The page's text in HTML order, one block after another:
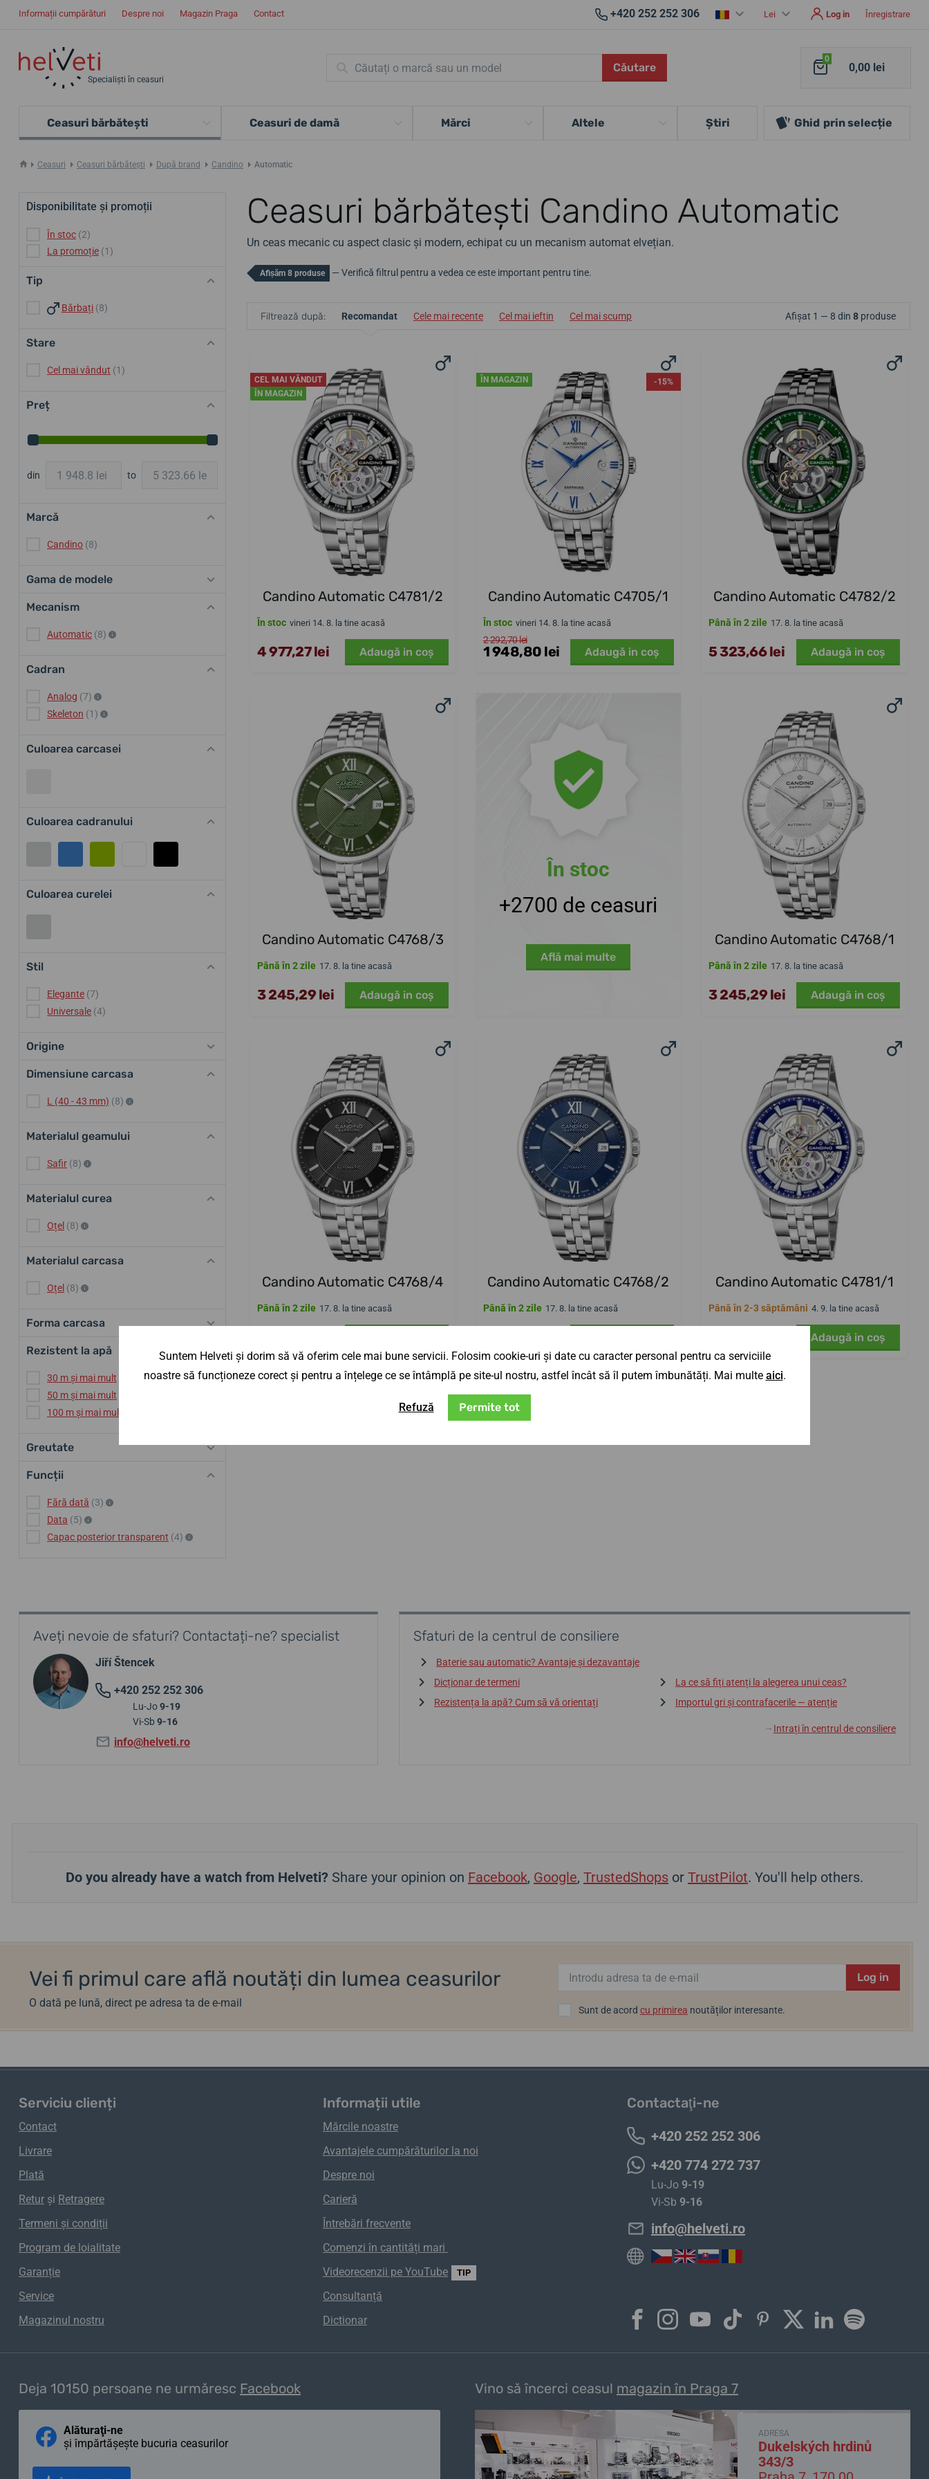
Informații cumpărături Despre noi Magazin Praga Contact +420 252 252 306 Lei Log in Înregistrare
Specialiști în ceasuri
Căutare
0
0,00 lei
Ceasuri bărbătești Ceasuri de damă Mărci Altele Ştiri Ghid prin selecție
Ceasuri Ceasuri bărbătești După brand Candino Automatic
Ceasuri bărbătești Candino Automatic
Un ceas mecanic cu aspect clasic și modern, echipat cu un mecanism automat elvețian.
Disponibilitate și promoții
În stoc (2)
La promoție (1)
Tip
Bărbați (8)
Stare
Cel mai vândut (1)
Preț
din to
Marcă
Candino (8)
Gama de modele
Mecanism
Automatic (8)
Cadran
Analog (7)
Skeleton (1)
Culoarea carcasei
Culoarea cadranului
Culoarea curelei
Stil
Elegante (7)
Universale (4)
Origine
Dimensiune carcasa
L (40 - 43 mm) (8)
Materialul geamului
Safir (8)
Materialul curea
Oțel (8)
Materialul carcasa
Oțel (8)
Forma carcasa
Rezistent la apă
30 m și mai mult
50 m și mai mult
100 m și mai mult
Greutate
Funcții
Fără dată (3)
Data (5)
Capac posterior transparent (4)
Afișăm 8 produse — Verifică filtrul pentru a vedea ce este important pentru tine.
Filtrează după: Recomandat Cele mai recente Cel mai ieftin Cel mai scump Afișat 1 — 8 din 8 produse
CEL MAI VÂNDUT
ÎN MAGAZIN
Candino Automatic C4781/2
În stoc vineri 14. 8. la tine acasă
4 977,27 lei Adaugă in coş
ÎN MAGAZIN -15%
Candino Automatic C4705/1
În stoc vineri 14. 8. la tine acasă
2 292,70 lei
1 948,80 lei Adaugă in coş
Candino Automatic C4782/2
Până în 2 zile 17. 8. la tine acasă
5 323,66 lei Adaugă in coş
Candino Automatic C4768/3
Până în 2 zile 17. 8. la tine acasă
3 245,29 lei Adaugă in coş
În stoc
+2700 de ceasuri
Află mai multe
Candino Automatic C4768/1
Până în 2 zile 17. 8. la tine acasă
3 245,29 lei Adaugă in coş
Candino Automatic C4768/4
Până în 2 zile 17. 8. la tine acasă
Candino Automatic C4768/2
Până în 2 zile 17. 8. la tine acasă
Candino Automatic C4781/1
Până în 2-3 săptămâni 4. 9. la tine acasă
Adaugă in coş
Aveți nevoie de sfaturi? Contactați-ne? specialist
Jiří Štencek
+420 252 252 306
Lu-Jo9-19
Vi-Sb 9-16
info@helveti.ro
Sfaturi de la centrul de consiliere
Baterie sau automatic? Avantaje și dezavantaje
Dicționar de termeni
La ce să fiți atenți la alegerea unui ceas?
Rezistența la apă? Cum să vă orientați
Importul gri și contrafacerile — atenție
↓ Intrați în centrul de consiliere
Do you already have a watch from Helveti? Share your opinion on Facebook, Google, TrustedShops or TrustPilot. You'll help others.
Vei fi primul care află noutăți din lumea ceasurilor
O dată pe lună, direct pe adresa ta de e-mail
Log in
Sunt de acord cu primirea noutăților interesante.
Serviciu clienți
Contact
Livrare
Plată
Retur și Retragere
Termeni și condiții
Program de loialitate
Garanție
Service
Magazinul nostru
Informații utile
Mărcile noastre
Avantajele cumpărăturilor la noi
Despre noi
Carieră
Întrebări frecvente
Comenzi în cantități mari
Videorecenzii pe YouTube
TIP
Consultanță
Dictionar
Contactaţi-ne
+420 252 252 306
+420 774 272 737
Lu-Jo 9-19
Vi-Sb 9-16
info@helveti.ro
Deja 10150 persoane ne urmăresc Facebook
Alăturaţi-ne
și împărtășește bucuria ceasurilor
Vino să încerci ceasul magazin în Praga 7
ADRESA
Dukelských hrdinů
343/3
Suntem Helveti și dorim să vă oferim cele mai bune servicii. Folosim cookie-uri și date cu caracter personal pentru ca serviciile
noastre să funcționeze corect și pentru a înțelege ce se întâmplă pe site-ul nostru, astfel încât să îl putem îmbunătăți. Mai multe aici.
Refuză Permite tot